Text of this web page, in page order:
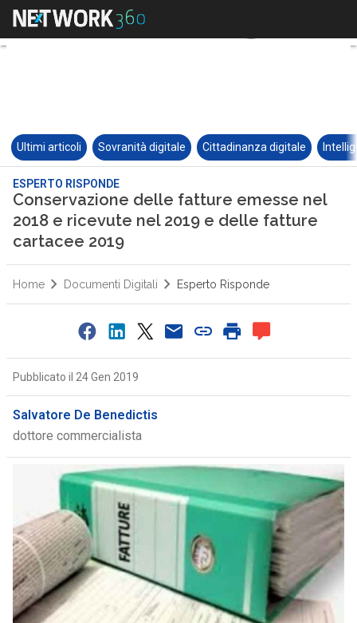
Ultimi articoli Sovranità digitale Cittadinanza digitale
ESPERTO RISPONDE
Conservazione delle fatture emesse nel
2018 e ricevute nel 2019 e delle fatture
cartacee 2019
Home Documenti Digitali Esperto Risponde
Pubblicato il 24 Gen 2019
Salvatore De Benedictis
dottore commercialista